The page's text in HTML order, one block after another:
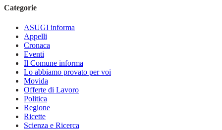
Categorie
ASUGI informa
Appelli
Cronaca
Eventi
Il Comune informa
Lo abbiamo provato per voi
Movida
Offerte di Lavoro
Politica
Regione
Ricette
Scienza e Ricerca